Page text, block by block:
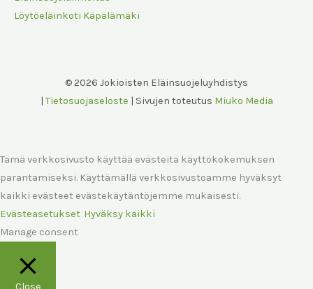
Löytöeläinkoti Käpälämäki
© 2026 Jokioisten Eläinsuojeluyhdistys
|Tietosuojaseloste | Sivujen toteutus Miuko Media
Tämä verkkosivusto käyttää evästeitä käyttökokemuksen
parantamiseksi. Käyttämällä verkkosivustoamme hyväksyt
kaikki evästeet evästekäytäntöjemme mukaisesti.
Evästeasetukset Hyväksy kaikki
Manage consent
Close